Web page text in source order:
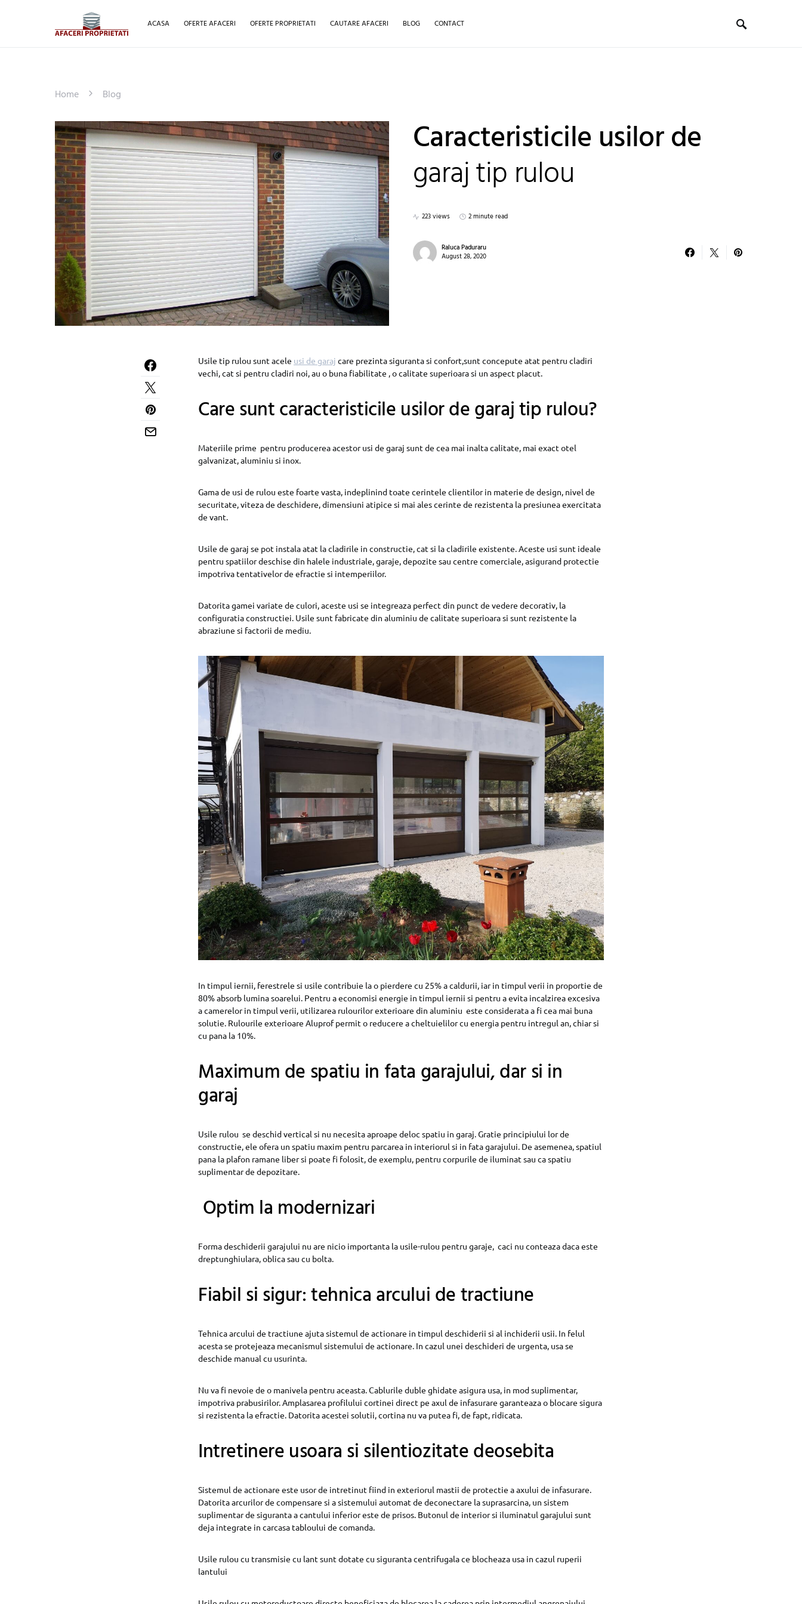
ACASA OFERTE AFACERI OFERTE PROPRIETATI CAUTARE AFACERI BLOG CONTACT
Home Blog
Caracteristicile usilor de
garaj tip rulou
223 views 2 minute read
Raluca Paduraru
August 28, 2020
Usile tip rulou sunt acele usi de garaj care prezinta siguranta si confort,sunt concepute atat pentru cladiri
vechi, cat si pentru cladiri noi, au o buna fiabilitate , o calitate superioara si un aspect placut.
Care sunt caracteristicile usilor de garaj tip rulou?
Materiile prime pentru producerea acestor usi de garaj sunt de cea mai inalta calitate, mai exact otel
galvanizat, aluminiu si inox.
Gama de usi de rulou este foarte vasta, indeplinind toate cerintele clientilor in materie de design, nivel de
securitate, viteza de deschidere, dimensiuni atipice si mai ales cerinte de rezistenta la presiunea exercitata
de vant.
Usile de garaj se pot instala atat la cladirile in constructie, cat si la cladirile existente. Aceste usi sunt ideale
pentru spatiilor deschise din halele industriale, garaje, depozite sau centre comerciale, asigurand protectie
impotriva tentativelor de efractie si intemperiilor.
Datorita gamei variate de culori, aceste usi se integreaza perfect din punct de vedere decorativ, la
configuratia constructiei. Usile sunt fabricate din aluminiu de calitate superioara si sunt rezistente la
abraziune si factorii de mediu.
In timpul iernii, ferestrele si usile contribuie la o pierdere cu 25% a caldurii, iar in timpul verii in proportie de
80% absorb lumina soarelui. Pentru a economisi energie in timpul iernii si pentru a evita incalzirea excesiva
a camerelor in timpul verii, utilizarea rulourilor exterioare din aluminiu este considerata a fi cea mai buna
solutie. Rulourile exterioare Aluprof permit o reducere a cheltuielilor cu energia pentru intregul an, chiar si
cu pana la 10%.
Maximum de spatiu in fata garajului, dar si in
garaj
Usile rulou se deschid vertical si nu necesita aproape deloc spatiu in garaj. Gratie principiului lor de
constructie, ele ofera un spatiu maxim pentru parcarea in interiorul si in fata garajului. De asemenea, spatiul
pana la plafon ramane liber si poate fi folosit, de exemplu, pentru corpurile de iluminat sau ca spatiu
suplimentar de depozitare.
Optim la modernizari
Forma deschiderii garajului nu are nicio importanta la usile-rulou pentru garaje, caci nu conteaza daca este
dreptunghiulara, oblica sau cu bolta.
Fiabil si sigur: tehnica arcului de tractiune
Tehnica arcului de tractiune ajuta sistemul de actionare in timpul deschiderii si al inchiderii usii. In felul
acesta se protejeaza mecanismul sistemului de actionare. In cazul unei deschideri de urgenta, usa se
deschide manual cu usurinta.
Nu va fi nevoie de o manivela pentru aceasta. Cablurile duble ghidate asigura usa, in mod suplimentar,
impotriva prabusirilor. Amplasarea profilului cortinei direct pe axul de infasurare garanteaza o blocare sigura
si rezistenta la efractie. Datorita acestei solutii, cortina nu va putea fi, de fapt, ridicata.
Intretinere usoara si silentiozitate deosebita
Sistemul de actionare este usor de intretinut fiind in exteriorul mastii de protectie a axului de infasurare.
Datorita arcurilor de compensare si a sistemului automat de deconectare la suprasarcina, un sistem
suplimentar de siguranta a cantului inferior este de prisos. Butonul de interior si iluminatul garajului sunt
deja integrate in carcasa tabloului de comanda.
Usile rulou cu transmisie cu lant sunt dotate cu siguranta centrifugala ce blocheaza usa in cazul ruperii
lantului